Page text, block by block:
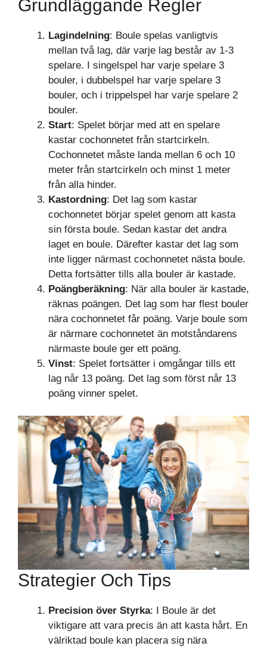
Grundläggande Regler
Lagindelning: Boule spelas vanligtvis
mellan två lag, där varje lag består av 1-3
spelare. I singelspel har varje spelare 3
bouler, i dubbelspel har varje spelare 3
bouler, och i trippelspel har varje spelare 2
bouler.
Start: Spelet börjar med att en spelare
kastar cochonnetet från startcirkeln.
Cochonnetet måste landa mellan 6 och 10
meter från startcirkeln och minst 1 meter
från alla hinder.
Kastordning: Det lag som kastar
cochonnetet börjar spelet genom att kasta
sin första boule. Sedan kastar det andra
laget en boule. Därefter kastar det lag som
inte ligger närmast cochonnetet nästa boule.
Detta fortsätter tills alla bouler är kastade.
Poängberäkning: När alla bouler är kastade,
räknas poängen. Det lag som har flest bouler
nära cochonnetet får poäng. Varje boule som
är närmare cochonnetet än motståndarens
närmaste boule ger ett poäng.
Vinst: Spelet fortsätter i omgångar tills ett
lag når 13 poäng. Det lag som först når 13
poäng vinner spelet.
Strategier Och Tips
Precision över Styrka: I Boule är det
viktigare att vara precis än att kasta hårt. En
välriktad boule kan placera sig nära